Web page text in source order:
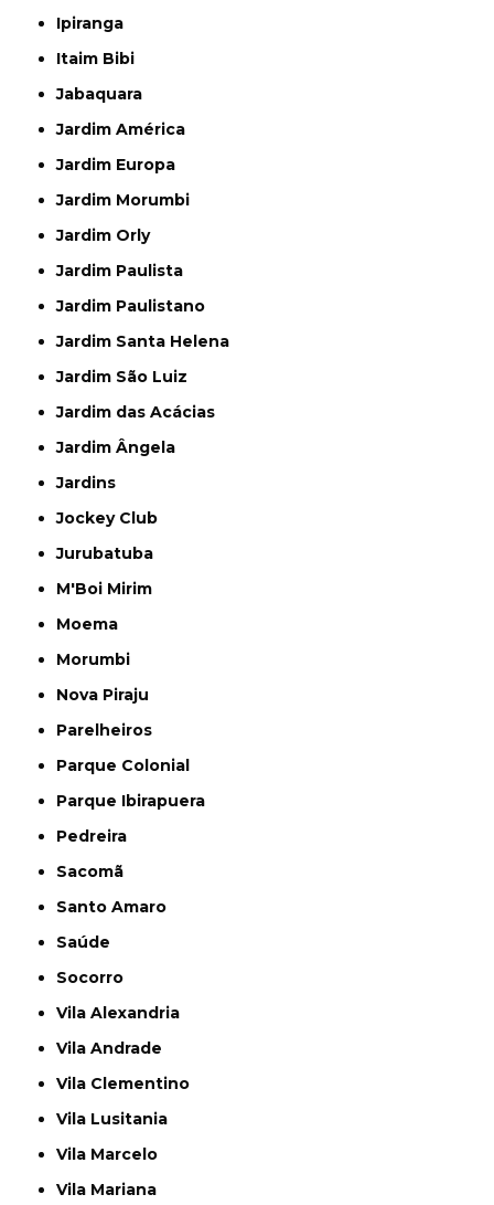
Ipiranga
Itaim Bibi
Jabaquara
Jardim América
Jardim Europa
Jardim Morumbi
Jardim Orly
Jardim Paulista
Jardim Paulistano
Jardim Santa Helena
Jardim São Luiz
Jardim das Acácias
Jardim Ângela
Jardins
Jockey Club
Jurubatuba
M'Boi Mirim
Moema
Morumbi
Nova Piraju
Parelheiros
Parque Colonial
Parque Ibirapuera
Pedreira
Sacomã
Santo Amaro
Saúde
Socorro
Vila Alexandria
Vila Andrade
Vila Clementino
Vila Lusitania
Vila Marcelo
Vila Mariana